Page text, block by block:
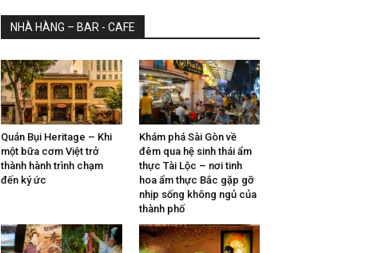
NHÀ HÀNG – BAR - CAFE
Quán Bụi Heritage – Khi
một bữa cơm Việt trở
thành hành trình chạm
đến ký ức
Khám phá Sài Gòn về
đêm qua hệ sinh thái ẩm
thực Tài Lộc – nơi tinh
hoa ẩm thực Bắc gặp gỡ
nhịp sống không ngủ của
thành phố